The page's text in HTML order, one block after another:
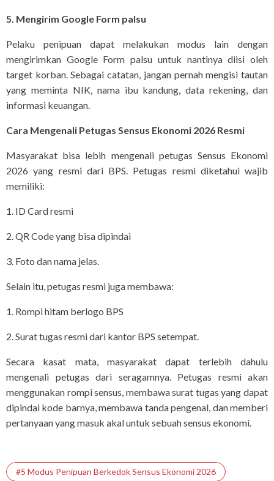
5. Mengirim Google Form palsu
Pelaku penipuan dapat melakukan modus lain dengan
mengirimkan Google Form palsu untuk nantinya diisi oleh
target korban. Sebagai catatan, jangan pernah mengisi tautan
yang meminta NIK, nama ibu kandung, data rekening, dan
informasi keuangan.
Cara Mengenali Petugas Sensus Ekonomi 2026 Resmi
Masyarakat bisa lebih mengenali petugas Sensus Ekonomi
2026 yang resmi dari BPS. Petugas resmi diketahui wajib
memiliki:
1. ID Card resmi
2. QR Code yang bisa dipindai
3. Foto dan nama jelas.
Selain itu, petugas resmi juga membawa:
1. Rompi hitam berlogo BPS
2. Surat tugas resmi dari kantor BPS setempat.
Secara kasat mata, masyarakat dapat terlebih dahulu
mengenali petugas dari seragamnya. Petugas resmi akan
menggunakan rompi sensus, membawa surat tugas yang dapat
dipindai kode barnya, membawa tanda pengenal, dan memberi
pertanyaan yang masuk akal untuk sebuah sensus ekonomi.
#5 Modus Penipuan Berkedok Sensus Ekonomi 2026